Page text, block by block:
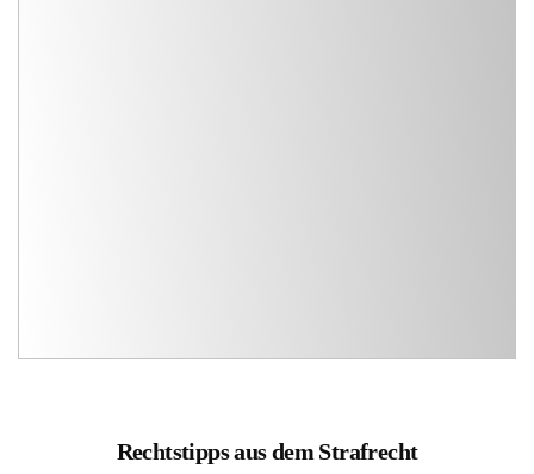
Rechtstipps aus dem Strafrecht